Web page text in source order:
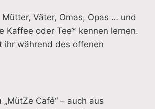
Väter, Omas, Opas … und
Kaffee oder Tee* kennen lernen.
ihr während des offenen
Café“ – auch aus